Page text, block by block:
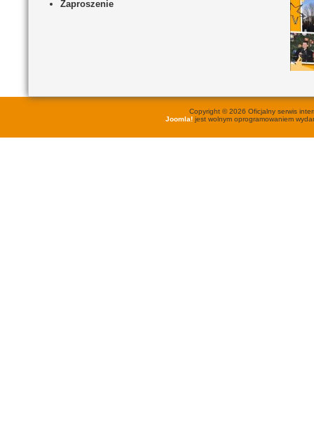
Zaproszenie
Copyright © 2026 Oficjalny serwis
Joomla!jest wolnym oprogramowaniem